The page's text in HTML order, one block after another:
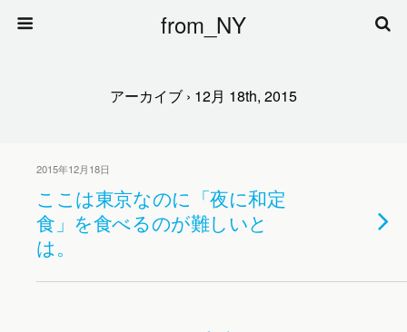
from_NY
アーカイブ › 12月 18th, 2015
2015年12月18日
ここは東京なのに「夜に和定
食」を食べるのが難しいと
は。